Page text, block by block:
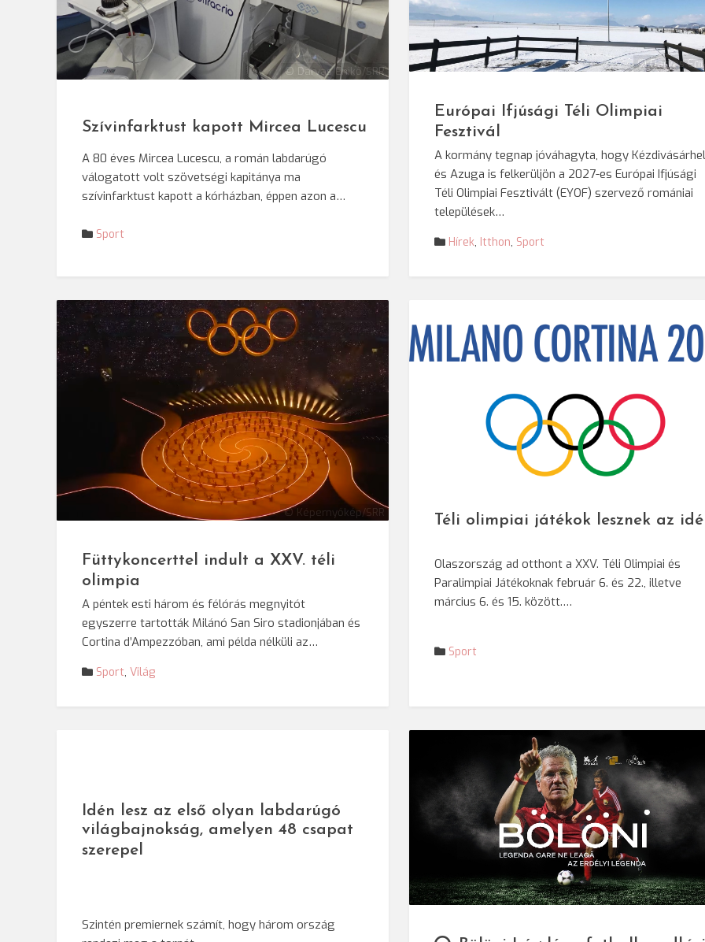
© Darvas Enikő/SRR
Szívinfarktust kapott Mircea Lucescu
A 80 éves Mircea Lucescu, a román labdarúgó
válogatott volt szövetségi kapitánya ma
szívinfarktust kapott a kórházban, éppen azon a…
Sport
© Darvas
Európai Ifjúsági Téli Olimpiai
Fesztivál
A kormány tegnap jóváhagyta, hogy
és Azuga is felkerüljön a 2027-es Európai Ifjúsági
Téli Olimpiai Fesztivált (EYOF) szervező romániai
települések…
Hírek, Itthon, Sport
© Képernyőkép/SRR
Füttykoncerttel indult a XXV. téli
olimpia
A péntek esti három és félórás megnyitót
egyszerre tartották Milánó San Siro stadionjában és
Cortina d’Ampezzóban, ami példa nélküli az…
Sport, Világ
Téli olimpiai játékok lesznek az
Olaszország ad otthont a XXV. Téli Olimpiai és
Paralimpiai Játékoknak február 6. és 22., illetve
március 6. és 15. között.…
Sport
Idén lesz az első olyan labdarúgó
világbajnokság, amelyen 48 csapat
szerepel
Szintén premiernek számít, hogy három ország
© Facebook/Bölöni - Az Erdélyi